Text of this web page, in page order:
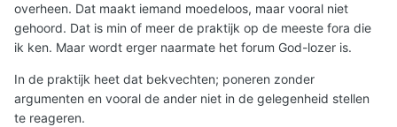
overheen. Dat maakt iemand moedeloos, maar vooral niet
gehoord. Dat is min of meer de praktijk op de meeste fora die
ik ken. Maar wordt erger naarmate het forum God-lozer is.
In de praktijk heet dat bekvechten; poneren zonder
argumenten en vooral de ander niet in de gelegenheid stellen
te reageren.